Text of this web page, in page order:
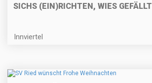
SICHS (EIN)RICHTEN, WIES GEFÄLLT
Innviertel